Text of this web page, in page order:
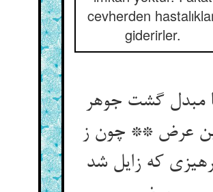
cevherden
giderirler.
مبدل گشت جوهر
عرض ** چون ز
که زایل شد